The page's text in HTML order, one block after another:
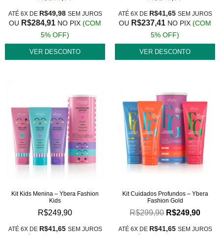
ATÉ 6X DE R$49,98 SEM JUROS
OU R$284,91 NO PIX (COM
5% OFF)
VER DESCONTO
ATÉ 6X DE R$41,65 SEM JUROS
OU R$237,41 NO PIX (COM
5% OFF)
VER DESCONTO
Kit Kids Menina – Ybera Fashion
Kids
R$249,90
ATÉ 6X DE R$41,65 SEM JUROS
Kit Cuidados Profundos – Ybera
Fashion Gold
R$299,90 R$249,90
ATÉ 6X DE R$41,65 SEM JUROS